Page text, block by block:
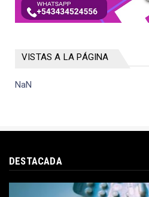
VISTAS A LA PÁGINA
NaN
DESTACADA